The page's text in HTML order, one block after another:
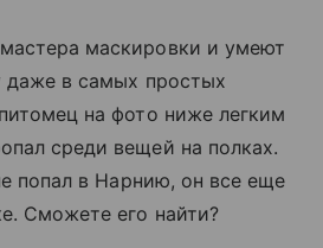
маскировки и умеют
даже в самых простых
на фото ниже легким
среди вещей на полках.
попал в Нарнию, он все еще
Сможете его найти?